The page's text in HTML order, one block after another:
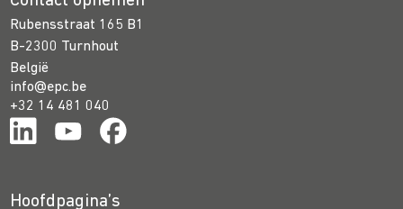
Rubensstraat 165 B1
B-2300 Turnhout
België
info@epc.be
+32 14 481 040
Hoofdpagina’s